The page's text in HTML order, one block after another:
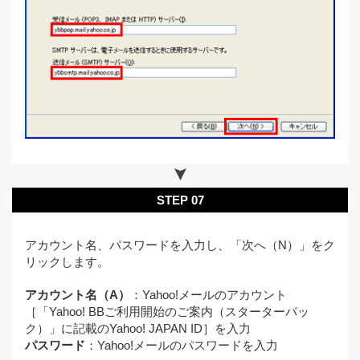
STEP 07
アカウント名、パスワードを入力し、「次へ（N）」をク
リックします。
アカウント名（A）
：Yahoo!メールのアカウント
［「Yahoo! BBご利用開始のご案内（スターターパッ
ク）」に記載のYahoo! JAPAN ID］を入力
パスワード ：Yahoo!メールのパスワードを入力